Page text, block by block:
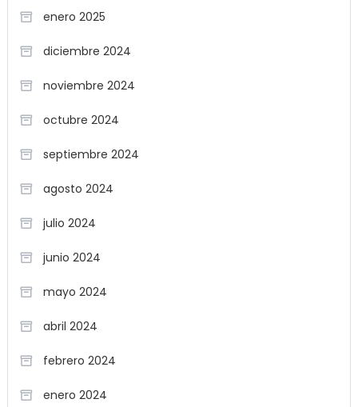
enero 2025
diciembre 2024
noviembre 2024
octubre 2024
septiembre 2024
agosto 2024
julio 2024
junio 2024
mayo 2024
abril 2024
febrero 2024
enero 2024